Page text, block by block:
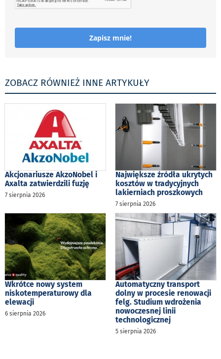
Zapisz mnie!
ZOBACZ RÓWNIEŻ INNE ARTYKUŁY
Akcjonariusze AkzoNobel i
Axalta zatwierdzili fuzję
7 sierpnia 2026
Największe źródła ukrytych
kosztów w tradycyjnych
lakierniach proszkowych
7 sierpnia 2026
Wkrótce nowy system
niskotemperaturowy dla
elewacji
6 sierpnia 2026
Automatyczny transport
dolny w procesie renowacji
felg. Studium wdrożenia
nowoczesnej linii
technologicznej
5 sierpnia 2026